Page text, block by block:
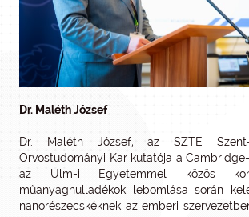
Dr. Maléth József
Dr. Maléth József, az SZTE
Orvostudományi Kar kutatója a
az Ulm-i Egyetemmel közös
műanyaghulladékok lebomlása során
nanorészecskéknek az emberi